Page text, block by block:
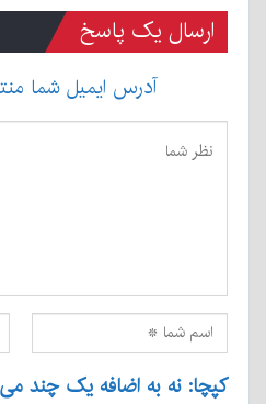
ارسال یک پاسخ
آدرس ایمیل شما
کپچا: نه به اضافه یک چند